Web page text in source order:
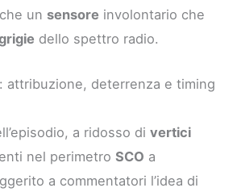
un sensore involontario che
dello spettro radio.
attribuzione, deterrenza e timing
a ridosso divertici
nel perimetroSCO a
a commentatori l’idea di